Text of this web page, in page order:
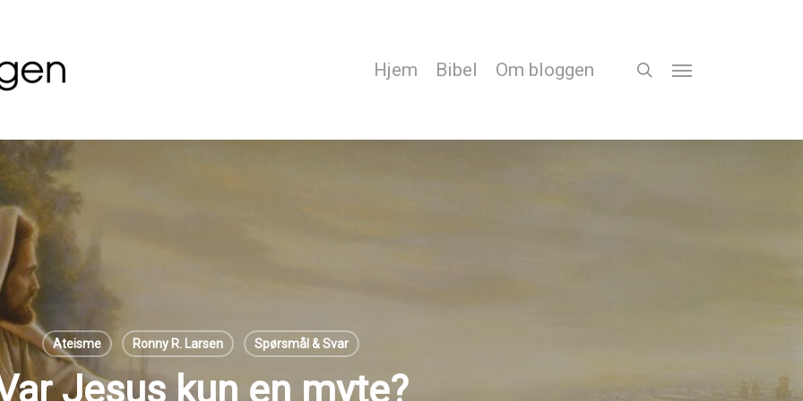
Hjem Bibel Om bloggen search
Menu
Ateisme Ronny R. Larsen Spørsmål & Svar
Jesus kun en myte?